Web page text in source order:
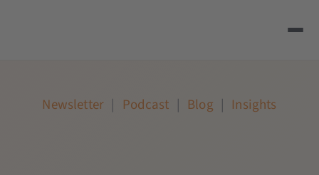
Newsletter | Podcast | Blog | Insights